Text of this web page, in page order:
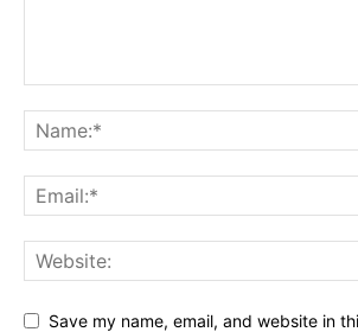
Save my name, email, and website in